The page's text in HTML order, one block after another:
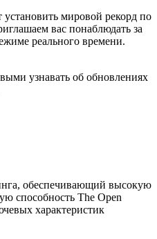
мировой рекорд по
вас понаблюдать за
реального времени.
узнавать об обновлениях
обеспечивающий высокую
способность The Open
характеристик